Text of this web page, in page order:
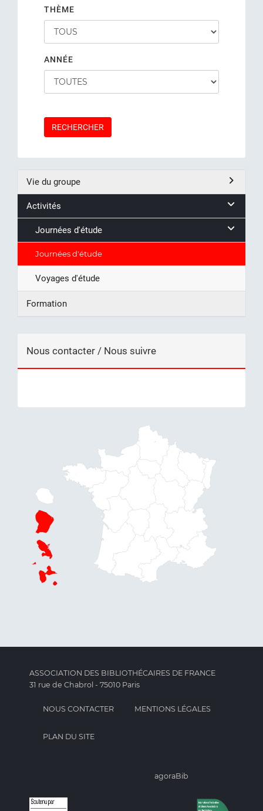
THÈME
ANNÉE
RECHERCHER
Vie du groupe
Activités
Journées d'étude
Journées d'étude
Voyages d'étude
Formation
Nous contacter / Nous suivre
ASSOCIATION DES BIBLIOTHÉCAIRES DE FRANCE
31 rue de Chabrol - 75010 Paris
NOUS CONTACTER MENTIONS LÉGALES
PLAN DU SITE
agoraBib